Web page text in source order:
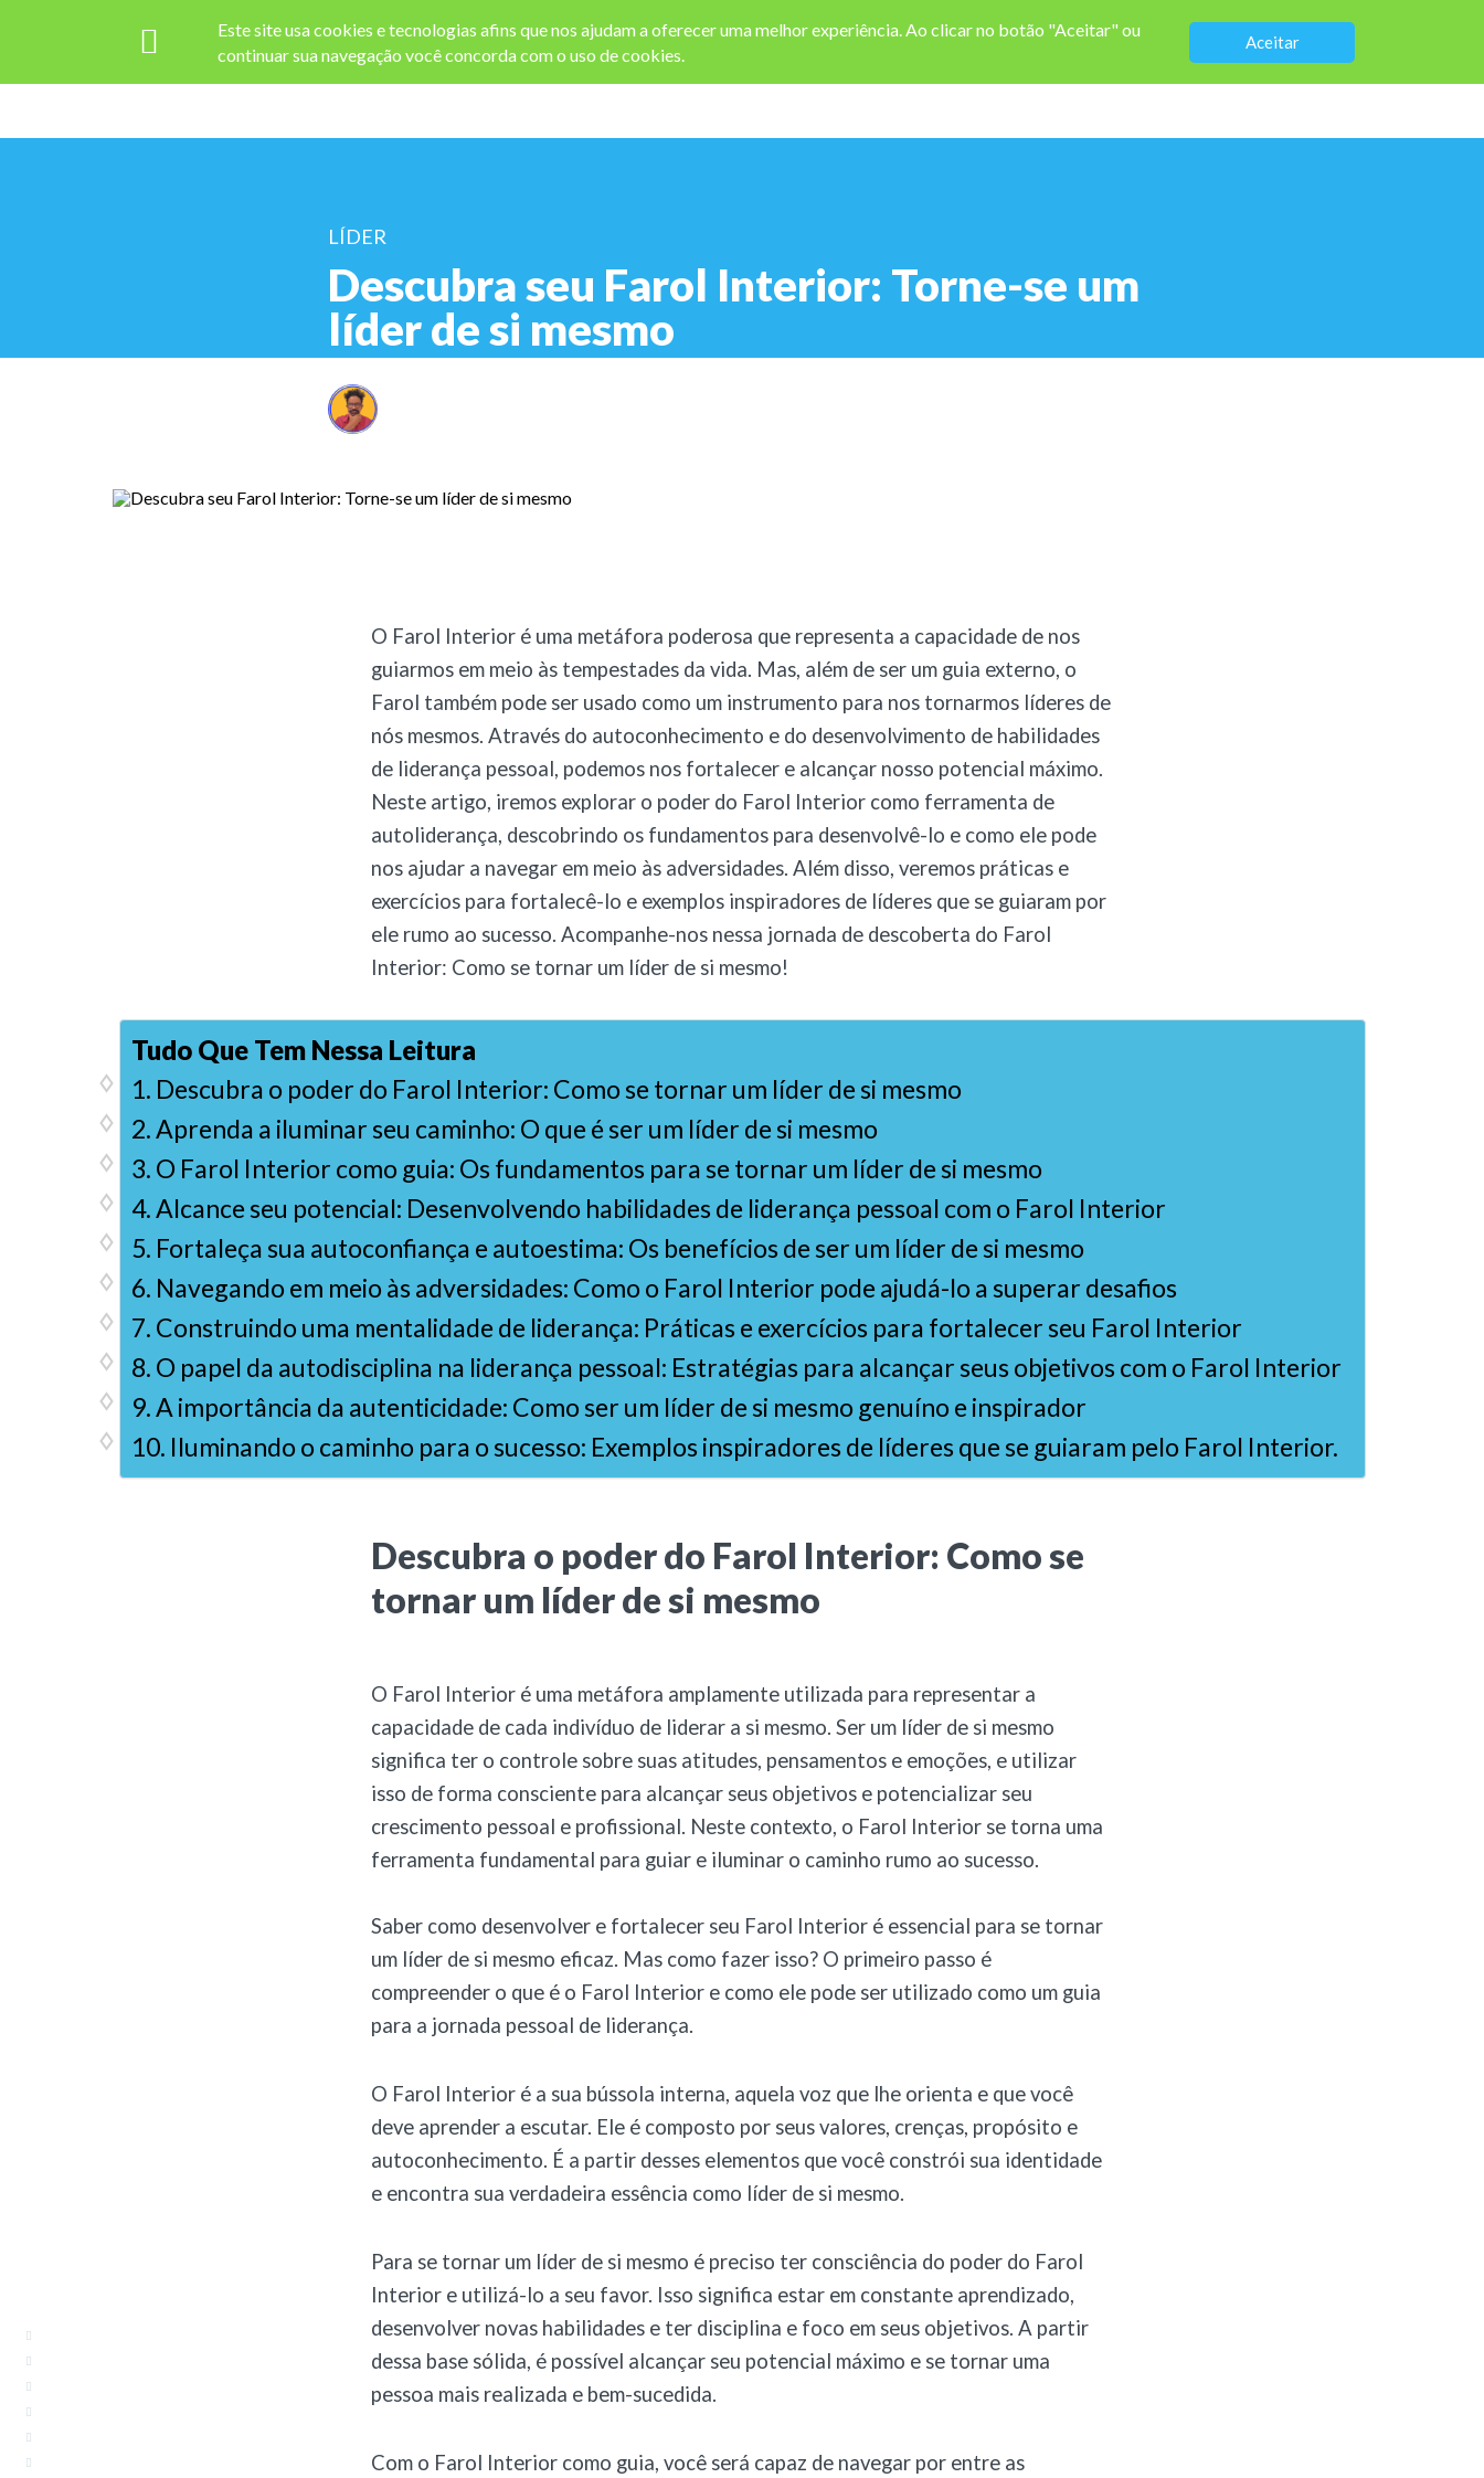
Este site usa cookies e tecnologias afins que nos ajudam a oferecer uma melhor experiência. Ao clicar no botão "Aceitar" ou
continuar sua navegação você concorda com o uso de cookies.
Aceitar
Sobre
LÍDER
Descubra seu Farol Interior: Torne-se um
líder de si mesmo
O Farol Interior é uma metáfora poderosa que representa a capacidade de nos
guiarmos em meio às tempestades da vida. Mas, além de ser um guia externo, o
Farol também pode ser usado como um instrumento para nos tornarmos líderes de
nós mesmos. Através do autoconhecimento e do desenvolvimento de habilidades
de liderança pessoal, podemos nos fortalecer e alcançar nosso potencial máximo.
Neste artigo, iremos explorar o poder do Farol Interior como ferramenta de
autoliderança, descobrindo os fundamentos para desenvolvê-lo e como ele pode
nos ajudar a navegar em meio às adversidades. Além disso, veremos práticas e
exercícios para fortalecê-lo e exemplos inspiradores de líderes que se guiaram por
ele rumo ao sucesso. Acompanhe-nos nessa jornada de descoberta do Farol
Interior: Como se tornar um líder de si mesmo!
Tudo Que Tem Nessa Leitura
Descubra o poder do Farol Interior: Como se tornar um líder de si mesmo
Aprenda a iluminar seu caminho: O que é ser um líder de si mesmo
O Farol Interior como guia: Os fundamentos para se tornar um líder de si mesmo
Alcance seu potencial: Desenvolvendo habilidades de liderança pessoal com o Farol Interior
Fortaleça sua autoconfiança e autoestima: Os benefícios de ser um líder de si mesmo
Navegando em meio às adversidades: Como o Farol Interior pode ajudá-lo a superar desafios
Construindo uma mentalidade de liderança: Práticas e exercícios para fortalecer seu Farol Interior
O papel da autodisciplina na liderança pessoal: Estratégias para alcançar seus objetivos com o Farol Interior
A importância da autenticidade: Como ser um líder de si mesmo genuíno e inspirador
Iluminando o caminho para o sucesso: Exemplos inspiradores de líderes que se guiaram pelo Farol Interior.
Descubra o poder do Farol Interior: Como se
tornar um líder de si mesmo
O Farol Interior é uma metáfora amplamente utilizada para representar a
capacidade de cada indivíduo de liderar a si mesmo. Ser um líder de si mesmo
significa ter o controle sobre suas atitudes, pensamentos e emoções, e utilizar
isso de forma consciente para alcançar seus objetivos e potencializar seu
crescimento pessoal e profissional. Neste contexto, o Farol Interior se torna uma
ferramenta fundamental para guiar e iluminar o caminho rumo ao sucesso.
Saber como desenvolver e fortalecer seu Farol Interior é essencial para se tornar
um líder de si mesmo eficaz. Mas como fazer isso? O primeiro passo é
compreender o que é o Farol Interior e como ele pode ser utilizado como um guia
para a jornada pessoal de liderança.
O Farol Interior é a sua bússola interna, aquela voz que lhe orienta e que você
deve aprender a escutar. Ele é composto por seus valores, crenças, propósito e
autoconhecimento. É a partir desses elementos que você constrói sua identidade
e encontra sua verdadeira essência como líder de si mesmo.
Para se tornar um líder de si mesmo é preciso ter consciência do poder do Farol
Interior e utilizá-lo a seu favor. Isso significa estar em constante aprendizado,
desenvolver novas habilidades e ter disciplina e foco em seus objetivos. A partir
dessa base sólida, é possível alcançar seu potencial máximo e se tornar uma
pessoa mais realizada e bem-sucedida.
Com o Farol Interior como guia, você será capaz de navegar por entre as